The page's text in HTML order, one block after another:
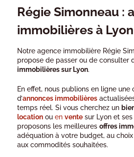
Régie Simonneau :
immobilières à Lyon
Notre agence immobilière Régie
propose de passer ou de consulter
immobilières sur Lyon.
En effet, nous publions en ligne une
d’annonces immobilières
temps réel. Si vous cherchez un
location ou en vente sur Lyon et
proposons les meilleures offres
adéquation à votre budget, au
aux commodités souhaitées.